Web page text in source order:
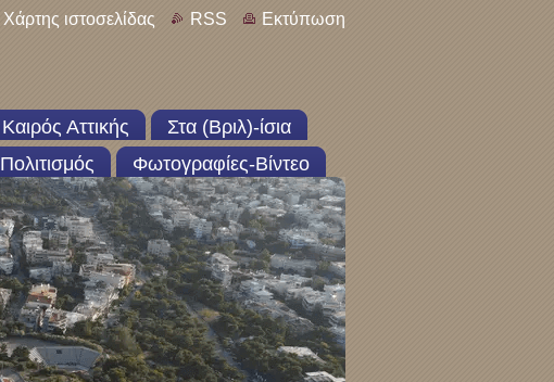
Χάρτης ιστοσελίδας RSS Εκτύπωση
Καιρός Αττικής
Στα (Βριλ)-ίσια
Πολιτισμός Φωτογραφίες-Βίντεο